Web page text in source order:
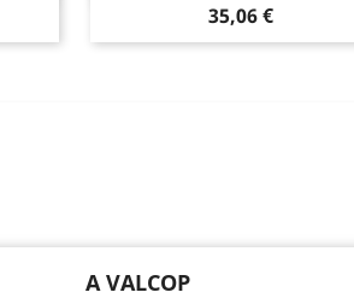
Preço
35,06 €
A VALCOP